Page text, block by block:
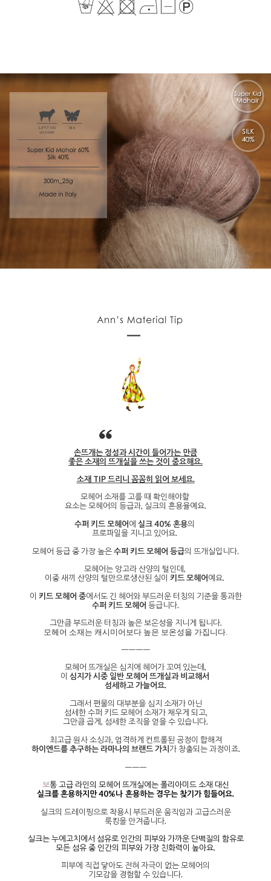
손뜨개는 정성과 시간이 들어가는 만큼
좋은 소재의 뜨개실을 쓰는 것이 중요해요.
소재 TIP 드리니 꼼꼼히 읽어 보세요.
모헤어 소재를 고를 때 확인해야할
요소는 모헤어의 등급과, 실크의 혼용율예요.
수퍼 키드 모헤어에 실크40% 혼용의
프로파일을 지니고 있어요.
모헤어 등급 중 가장 높은수퍼 키드 모헤어 등급의 뜨개실입니다.
모헤어는 앙고라 산양의 털인데,
이중 새끼 산양의 털만으로생산된 실이 키드 모헤어예요.
이 키드 모헤어 중에서도 긴 헤어와 부드러운 터칭의 기준을 통과한
수퍼 키드 모헤어 등급니다.
그만큼 부드러운 터칭과 높은 보온성을 지니게 됩니다.
모헤어 소재는 캐시미어보다 높은 보온성을 가집니다.
ㅡㅡㅡㅡ
모헤어 뜨개실은 심지에 헤어가 꼬여 있는데,
이 심지가 시중 일반 모헤어 뜨개실과 비교해서
섬세하고 가늘어요.
그래서 편물의 대부분을 심지 소재가 아닌
섬세한 수퍼 키드 모헤어 소재가 채우게 되고,
그만큼 곱게, 섬세한 조직을 얻을 수 있습니다.
최고급 원사 소싱과, 엄격하게 컨트롤된 공정이 합해져
하이엔드를 추구하는 라마나의 브랜드 가치가 창출되는 과정이죠.
ㅡㅡㅡ
보통 고급 라인의 모헤어 뜨개실에는 폴리아미드 소재 대신
실크를 혼용하지만 40%나 혼용하는 경우는 찾기가 힘들어요.
실크의 드레이핑으로 착용시 부드러운 움직임과 고급스러운
룩킹을 안겨줍니다.
실크는 누에고치에서 섬유로 인간의 피부와 가까운 단백질의 함유로
모든 섬유 중 인간의 피부와 가장 친화력이 높아요.
피부에 직접 닿아도 전혀 자극이 없는 모헤어의
기모감을 경험할 수 있습니다.